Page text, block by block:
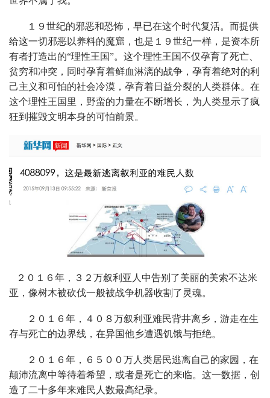
１９世纪的邪恶和恐怖，早已在这个时代复活。而提供
给这一切邪恶以养料的魔窟，也是１９世纪一样，是资本所
有者打造出的“理性王国”。这个理性王国不仅孕育了死亡、
贫穷和冲突，同时孕育着鲜血淋漓的战争，孕育着绝对的利
己主义和可怕的社会冷漠，孕育着日益分裂的人类群体。在
这个理性王国里，野蛮的力量在不断增长，为人类显示了疯
狂到摧毁文明本身的可怕前景。
２０１６年，３２万叙利亚人中告别了美丽的美索不达米
亚，像树木被砍伐一般被战争机器收割了灵魂。
２０１６年，４０８万叙利亚难民背井离乡，游走在生
存与死亡的边界线，在异国他乡遭遇饥饿与拒绝。
２０１６年，６５００万人类居民逃离自己的家园，在
颠沛流离中等待着希望，或者是死亡的来临。这一数据，创
造了二十多年来难民人数最高纪录。